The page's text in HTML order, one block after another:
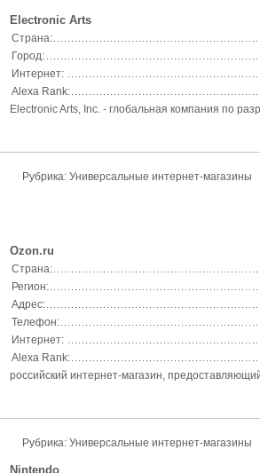
Electronic Arts
Страна:
Город:
Интернет:
Alexa Rank:
Electronic Arts, Inc. - глобальная компания по
Рубрика: Универсальные интернет-магазины
Ozon.ru
Страна:
Регион:
Адрес:
Телефон:
Интернет:
Alexa Rank:
российский интернет-магазин,
Рубрика: Универсальные интернет-магазины
Nintendo